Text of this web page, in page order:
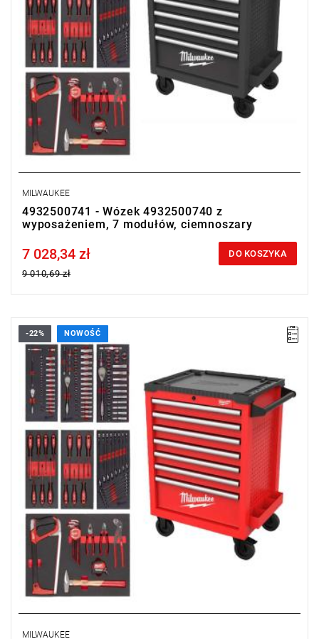
MILWAUKEE
4932500741 - Wózek 4932500740 z
wyposażeniem, 7 modułów, ciemnoszary
Price tax included
7 028,34 zł
9 010,69 zł
DO KOSZYKA
Zestaw 131 narzędzi dla branży motoryzacyjnej w wytrzymałym
wózku TOOLGUARD™.
Kup wózek narzędziowy z wyposażeniem i otrzymaj
FMTIW2F12-502X Klucz udarowy 1/2" o średnim momencie
obrotowym za 2 zł.
Promocja wyłącznie dla klientów z branży motoryzacyjnej
posiadających NIP.
-22% NOWOŚĆ
MILWAUKEE